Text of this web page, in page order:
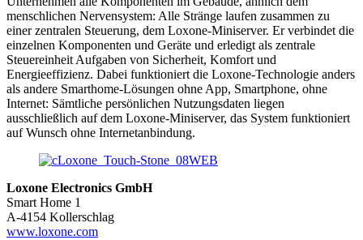
menschlichen Nervensystem: Alle Stränge laufen zusammen zu
einer zentralen Steuerung, dem Loxone-Miniserver. Er verbindet die
einzelnen Komponenten und Geräte und erledigt als zentrale
Steuereinheit Aufgaben von Sicherheit, Komfort und
Energieeffizienz. Dabei funktioniert die Loxone-Technologie anders
als andere Smarthome-Lösungen ohne App, Smartphone, ohne
Internet: Sämtliche persönlichen Nutzungsdaten liegen
ausschließlich auf dem Loxone-Miniserver, das System funktioniert
auf Wunsch ohne Internetanbindung.
Loxone Electronics GmbH
Smart Home 1
A-4154 Kollerschlag
www.loxone.com